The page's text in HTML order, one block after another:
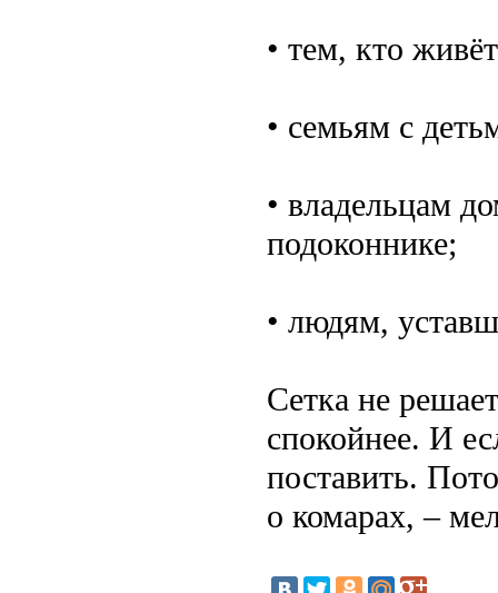
• тем, кто
• семьям с
• владельцам
подоконнике;
• людям,
Сетка не
спокойнее. И
поставить.
о комарах, –